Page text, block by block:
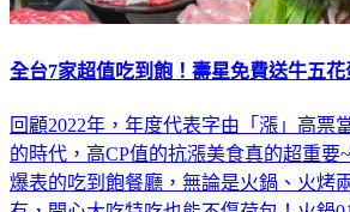
全台7家超值吃到飽！壽星免費送牛五
回顧2022年，年度代表字由「漲」高票
的時代，高CP值的抗漲美食真的超重要
爆表的吃到飽餐廳，無論是火鍋、火烤